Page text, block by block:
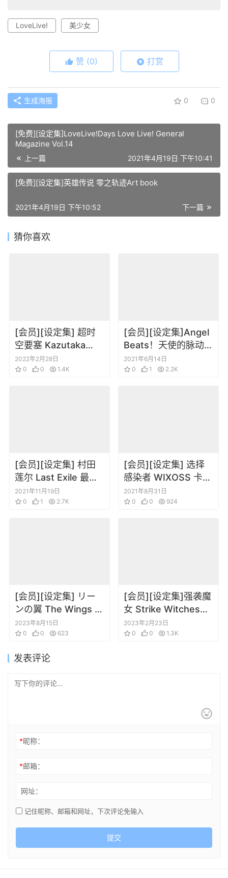
LoveLive! 美少女
赞 (0) 打赏
生成海报 0 0
[免费][设定集]LoveLive!Days Love Live! General
Magazine Vol.14
上一篇 2021年4月19日 下午10:41
[免费][设定集]英雄传说 零之轨迹Art book
下一篇
2021年4月19日 下午10:52
猜你喜欢
[会员][设定集] 超时
空要塞 Kazutaka
Miyatake Design
Works Macross &
2022年2月28日
0
0 1.4K
[会员][设定集]Angel
Beats！天使的脉动人
物角色线稿场景设定
原画集
2021年6月14日
0
1 2.2K
[会员][设定集] 村田
莲尔 Last Exile 最终
流放银翼之法姆 最后
流亡 银翼少女法姆
2021年11月19日
0
1 2.7K
[会员][设定集] 选择
感染者 WIXOSS 卡牌
设定6
2021年8月31日
0
0 924
[会员][设定集] リー
ンの翼 The Wings of
Rean Volume 1-3
booklet+Early
2023年8月15日
0
0 623
[会员][设定集]强袭魔
女 Strike Witches
ROAD to BERLIN
Official Fanbook[DL
2023年2月23日
0
0 1.3K
发表评论
*昵称：
*邮箱：
网址：
记住昵称、邮箱和网址，下次评论免输入
提交